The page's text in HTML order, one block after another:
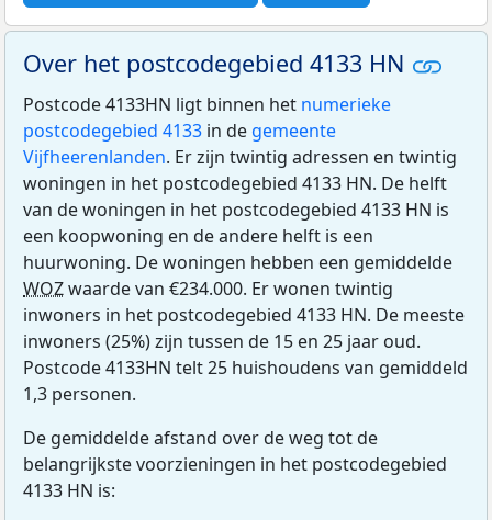
Over het postcodegebied 4133 HN
Postcode 4133HN ligt binnen het numerieke
postcodegebied 4133 in de gemeente
Vijfheerenlanden. Er zijn twintig adressen en twintig
woningen in het postcodegebied 4133 HN. De helft
van de woningen in het postcodegebied 4133 HN is
een koopwoning en de andere helft is een
huurwoning. De woningen hebben een gemiddelde
WOZwaarde van €234.000. Er wonen twintig
inwoners in het postcodegebied 4133 HN. De meeste
inwoners (25%) zijn tussen de 15 en 25 jaar oud.
Postcode 4133HN telt 25 huishoudens van gemiddeld
1,3 personen.
De gemiddelde afstand over de weg tot de
belangrijkste voorzieningen in het postcodegebied
4133 HN is: